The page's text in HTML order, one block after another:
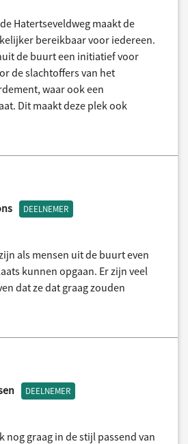
Hatertseveldweg maakt de
bereikbaar voor iedereen.
de buurt een initiatief voor
de slachtoffers van het
waar ook een
Dit maakt deze plek ook
DEELNEMER
als mensen uit de buurt even
kunnen opgaan. Er zijn veel
dat ze dat graag zouden
DEELNEMER
nog graag in de stijl passend van